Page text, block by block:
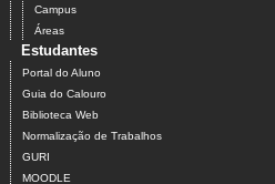
Campus
Áreas
Estudantes
Portal do Aluno
Guia do Calouro
Biblioteca Web
Normalização de Trabalhos
GURI
MOODLE